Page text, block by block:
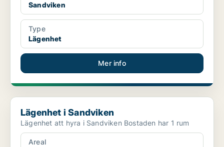
Sandviken
Type
Lägenhet
Mer info
Lägenhet i Sandviken
Lägenhet i Sandviken
Lägenhet att hyra i Sandviken Bostaden har 1 rum
Areal